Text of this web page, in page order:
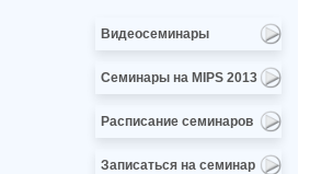
Видеосеминары
Семинары на MIPS 2013
Расписание семинаров
Записаться на семинар